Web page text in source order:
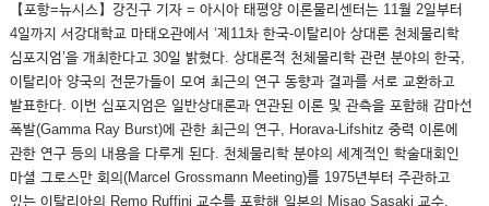
【포항=뉴시스】강진구 기자 = 아시아 태평양 이론물리센터는 11월 2일부터
4일까지 서강대학교 마태오관에서 ‘제11차 한국-이탈리아 상대론 천체물리학
심포지엄’을 개최한다고 30일 밝혔다. 상대론적 천체물리학 관련 분야의 한국,
이탈리아 양국의 전문가들이 모여 최근의 연구 동향과 결과를 서로 교환하고
발표한다. 이번 심포지엄은 일반상대론과 연관된 이론 및 관측을 포함해 감마선
폭발(Gamma Ray Burst)에 관한 최근의 연구, Horava-Lifshitz 중력 이론에
관한 연구 등의 내용을 다루게 된다. 천체물리학 분야의 세계적인 학술대회인
마셜 그로스만 회의(Marcel Grossmann Meeting)를 1975년부터 주관하고
있는 이탈리아의 Remo Ruffini 교수를 포함해 일본의 Misao Sasaki 교수,